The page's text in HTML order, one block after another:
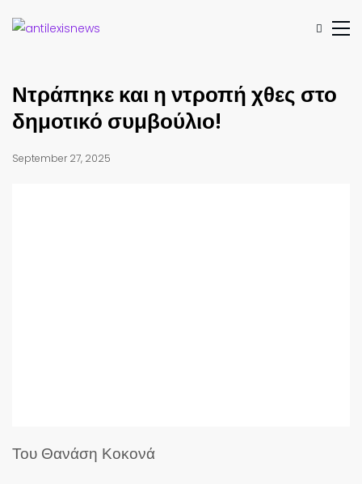
Ντράπηκε και η ντροπή χθες στο
δημοτικό συμβούλιο!
September 27, 2025
Του Θανάση Κοκονά